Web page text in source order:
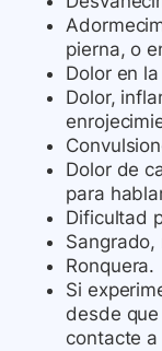
pierna, o
Dolor en
Dolor,
Dolor de
para
Dificultad
Ronquera.
Si
desde
contacte